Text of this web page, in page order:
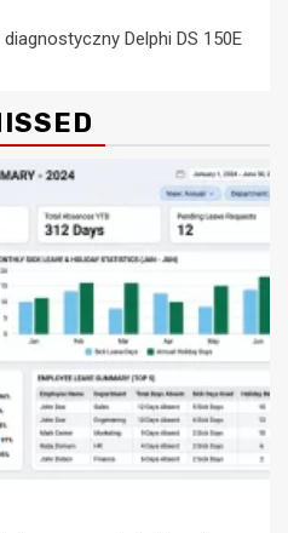
Delphi DS 150E